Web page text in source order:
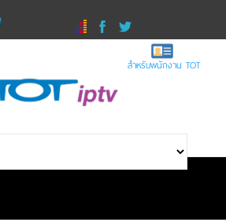
สำหรับพนักงาน TOT